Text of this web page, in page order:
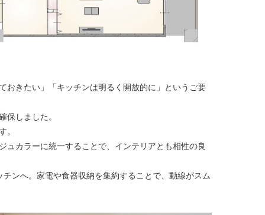
おきたい」「キッチンは明るく開放的に」というご要
保しました。
。
ュカラーに統一することで、インテリアとも相性の良
ンへ。家電や食器収納を集約することで、動線がスム